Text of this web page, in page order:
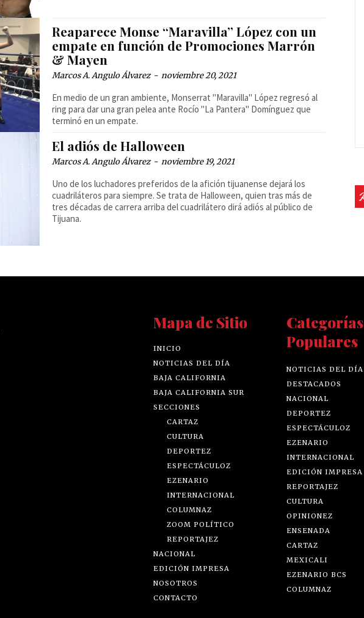
Reaparece Monse “Maravilla” López con un
empate en función de Promociones Marrón
& Mayen
Marcos A. Angulo Álvarez - noviembre 20, 2021
En medio de un gran ambiente, Monserrat "Maravilla" López regresó al
ring para dar una gran pelea ante Rocío "La Pantera" Domínguez que
terminó en un empate.
El adiós de Halloween
Marcos A. Angulo Álvarez - noviembre 19, 2021
Uno de los luchadores preferidos de la afición tijuanense dejará los
cuadriláteros para siempre. Se trata de Halloween, quien tras más de
tres décadas de carrera arriba del cuadrilátero dirá adiós al público de
Tijuana.
Mapa de Sitio
INICIO
NOTICIAS DEL DÍA
BAJA CALIFORNIA
BAJA CALIFORNIA SUR
SECCIONES
CARTAZ
CULTURA
DEPORTEZ
ESPECTÁCULOZ
EZENARIO
INTERNACIONAL
COLUMNAZ
ZOOM POLÍTICO
REPORTAJEZ
NACIONAL
EDICIÓN IMPRESA
NOSOTROS
CONTACTO
Categorías
Populares
NOTICIAS DEL DÍA
DESTACADOS
NACIONAL
DEPORTEZ
ESPECTÁCULOZ
EZENARIO
INTERNACIONAL
EDICIÓN IMPRESA
REPORTAJEZ
CULTURA
OPINIONEZ
ENSENADA
CARTAZ
MEXICALI
EZENARIO BCS
COLUMNAZ